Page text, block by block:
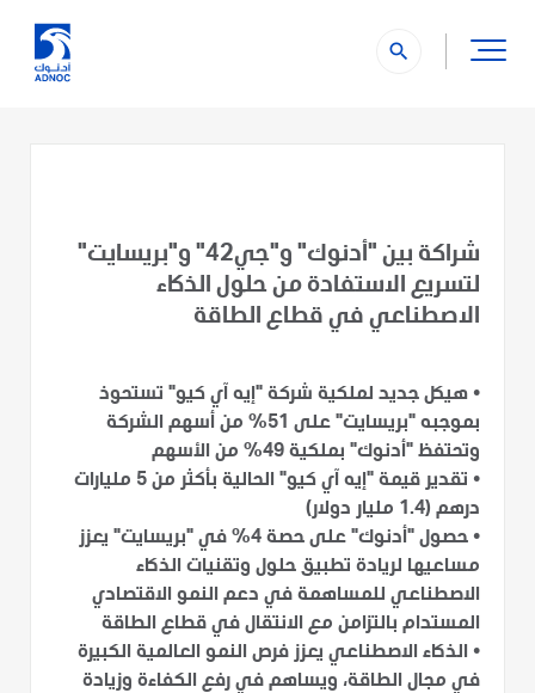
search
شراكة بين "أدنوك" و"جي42" و"بريسايت"
لتسريع الاستفادة من حلول الذكاء
الاصطناعي في قطاع الطاقة
• هيكل جديد لملكية شركة "إيه آي كيو" تستحوذ
بموجبه "بريسايت" على 51% من أسهم الشركة
وتحتفظ "أدنوك" بملكية 49% من الأسهم
• تقدير قيمة "إيه آي كيو" الحالية بأكثر من 5 مليارات
درهم (1.4 مليار دولار)
• حصول "أدنوك" على حصة 4% في "بريسايت" يعزز
مساعيها لريادة تطبيق حلول وتقنيات الذكاء
الاصطناعي للمساهمة في دعم النمو الاقتصادي
المستدام بالتزامن مع الانتقال في قطاع الطاقة
• الذكاء الاصطناعي يعزز فرص النمو العالمية الكبيرة
في مجال الطاقة، ويساهم في رفع الكفاءة وزيادة